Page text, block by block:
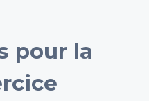
pour la